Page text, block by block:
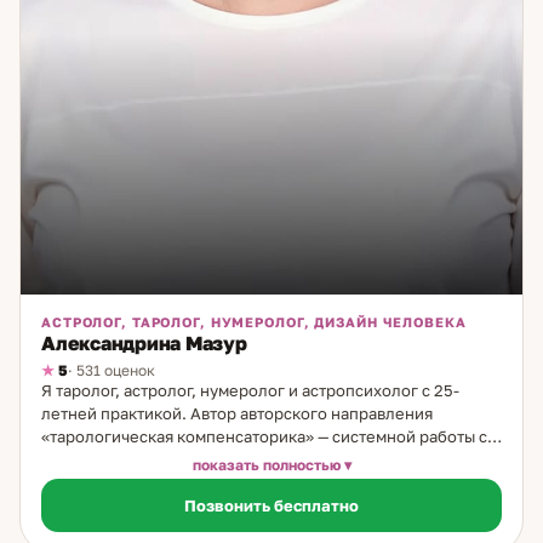
АСТРОЛОГ, ТАРОЛОГ, НУМЕРОЛОГ, ДИЗАЙН ЧЕЛОВЕКА
Александрина Мазур
5· 531 оценок
Я таролог, астролог, нумеролог и астропсихолог с 25-
летней практикой. Автор авторского направления
«тарологическая компенсаторика» — системной работы с
теневой стороной личности через астрологию. Что такое
тарологическая компенсаторика. Это направление
работает с теми паттернами и реакциями человека,
которые обычно остаются в слепой зоне — но именно они
показать полностью
Позвонить бесплатно